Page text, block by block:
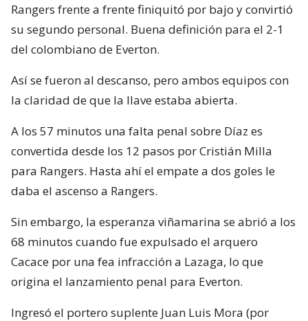
Rangers frente a frente finiquitó por bajo y convirtió
su segundo personal. Buena definición para el 2-1
del colombiano de Everton.
Así se fueron al descanso, pero ambos equipos con
la claridad de que la llave estaba abierta.
A los 57 minutos una falta penal sobre Díaz es
convertida desde los 12 pasos por Cristián Milla
para Rangers. Hasta ahí el empate a dos goles le
daba el ascenso a Rangers.
Sin embargo, la esperanza viñamarina se abrió a los
68 minutos cuando fue expulsado el arquero
Cacace por una fea infracción a Lazaga, lo que
origina el lanzamiento penal para Everton.
Ingresó el portero suplente Juan Luis Mora (por